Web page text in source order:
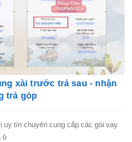
xài trước trả sau - nhận
trả góp
uy tín chuyên cung cấp các gói vay
ô